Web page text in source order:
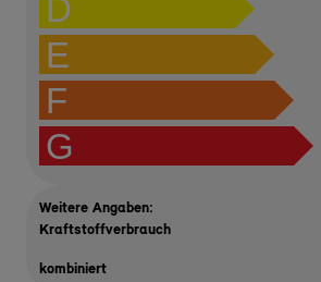
D
E
F
G
Weitere Angaben:
Kraftstoffverbrauch
kombiniert